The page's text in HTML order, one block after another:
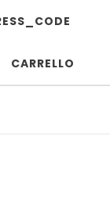
CARRELLO